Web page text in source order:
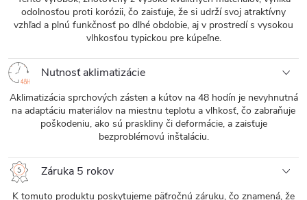
odolnosťou proti korózii, čo zaisťuje, že si udrží svoj atraktívny
vzhľad a plnú funkčnosť po dlhé obdobie, aj v prostredí s vysokou
vlhkosťou typickou pre kúpeľne.
Nutnosť aklimatizácie
Aklimatizácia sprchových zásten a kútov na 48 hodín je nevyhnutná
na adaptáciu materiálov na miestnu teplotu a vlhkosť, čo zabraňuje
poškodeniu, ako sú praskliny či deformácie, a zaisťuje
bezproblémovú inštaláciu.
Záruka 5 rokov
K tomuto produktu poskytujeme päťročnú záruku, čo znamená, že